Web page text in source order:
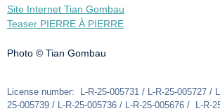
Site Internet Tian Gombau
Teaser PIERRE À PIERRE
Photo © Tian Gombau
License number:  L-R-25-005731 / L-R-25-005727 /
25-005739 / L-R-25-005736 / L-R-25-005676 /  L-R-